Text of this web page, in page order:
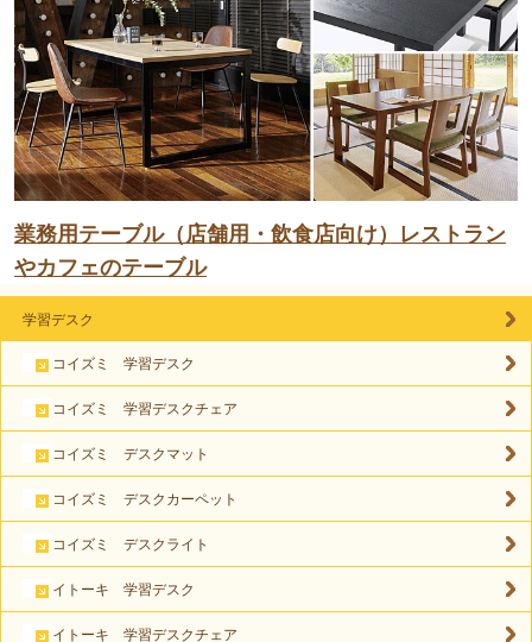
業務用テーブル（店舗用・飲食店向け）レストラン
やカフェのテーブル
学習デスク
コイズミ 学習デスク
コイズミ 学習デスクチェア
コイズミ デスクマット
コイズミ デスクカーペット
コイズミ デスクライト
イトーキ 学習デスク
イトーキ 学習デスクチェア